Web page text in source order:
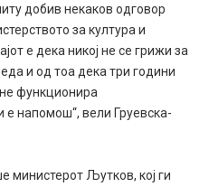
добив некаков одговор
за култура и
е дека никој не се грижи за
и од тоа дека три години
функционира
е напомош“, вели Груевска-
министерот Љутков, кој ги